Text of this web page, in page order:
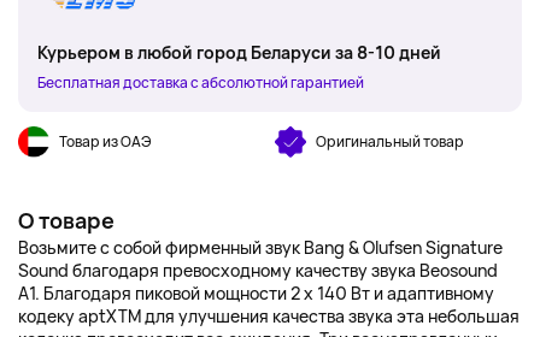
Курьером в любой город Беларуси за 8-10 дней
Бесплатная доставка с абсолютной гарантией
Товар из ОАЭ Оригинальный товар
О товаре
Возьмите с собой фирменный звук Bang & Olufsen Signature
Sound благодаря превосходному качеству звука Beosound
A1. Благодаря пиковой мощности 2 x 140 Вт и адаптивному
кодеку aptXTM для улучшения качества звука эта небольшая